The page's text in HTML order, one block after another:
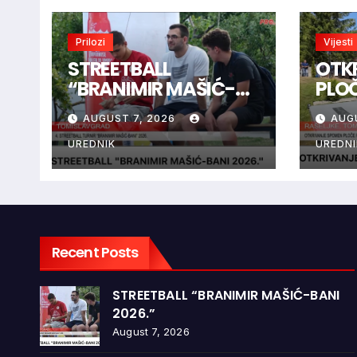
Prilozi
STREETBALL
“BRANIMIR MAŠIĆ-
BANI 2026.”
AUGUST 7, 2026
UREDNIK
Vijesti
Recent Posts
STREETBALL “BRANIMIR MAŠIĆ-BANI
2026.”
August 7, 2026